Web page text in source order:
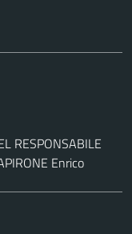
RESPONSABILE
Enrico